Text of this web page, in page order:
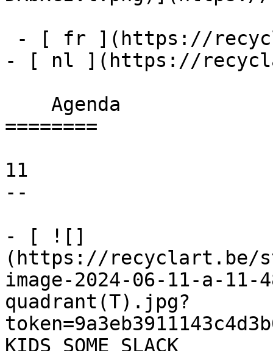
- [ nl ](https://
========
11
--
- [ ![]
(https://recyclart.be/
image-2024-06-11-a-11-
quadrant(T).jpg?
KIDS SOME SLACK